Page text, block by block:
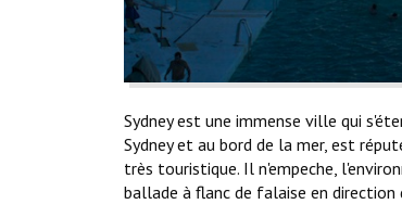
Sydney est une immense ville qui
Sydney et au bord de la mer, est
très touristique. Il n'empeche,
ballade à flanc de falaise en